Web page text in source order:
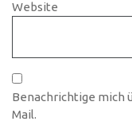
Website
Benachrichtige mich
Mail.